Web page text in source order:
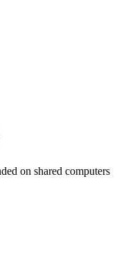
on shared computers